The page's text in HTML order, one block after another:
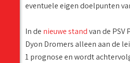
eventuele eigen doelpunten
In de nieuwe standvan de PSV
Dyon Dromers alleen aan de
1 prognose en wordt